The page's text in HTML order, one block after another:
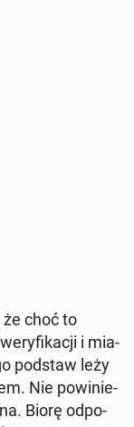
choć to
i mia­
podstaw leży
Nie po­wi­nie­
Biorę od­po­